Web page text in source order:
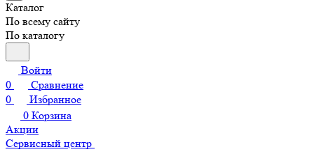
Каталог
По всему сайту
По каталогу
Войти
0
Сравнение
0
Избранное
0 Корзина
Акции
Сервисный центр